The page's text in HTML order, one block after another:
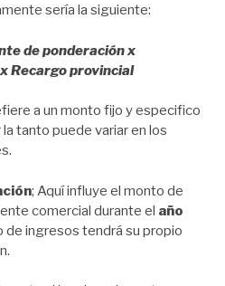
sería la siguiente:
de ponderación x
Recargo provincial
a un monto fijo y especifico
tanto puede variar en los
; Aquí influye el monto de
comercial durante el año
de ingresos tendrá su propio